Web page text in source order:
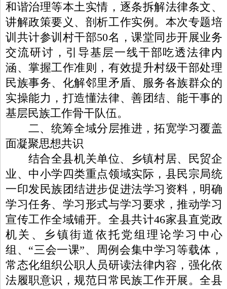
和谐治理等本土实情，逐条拆解法律条文、
讲解政策要义、剖析工作实例。本次专题培
训共计参训村干部50名，课堂同步开展业务
交流研讨，引导基层一线干部吃透法律内
涵、掌握工作准则，有效提升村级干部处理
民族事务、化解邻里矛盾、服务各族群众的
实操能力，打造懂法律、善团结、能干事的
基层民族工作骨干队伍。
二、统筹全域分层推进，拓宽学习覆盖
面凝聚思想共识
结合全县机关单位、乡镇村居、民贸企
业、中小学四类重点领域实际，县民宗局统
一印发民族团结进步促进法学习资料，明确
学习任务、学习形式与学习要求，推动学习
宣传工作全域铺开。全县共计46家县直党政
机关、乡镇街道依托党组理论学习中心
组、“三会一课”、周例会集中学习等载体，
常态化组织公职人员研读法律内容，强化依
法履职意识，规范日常民族工作开展。全县